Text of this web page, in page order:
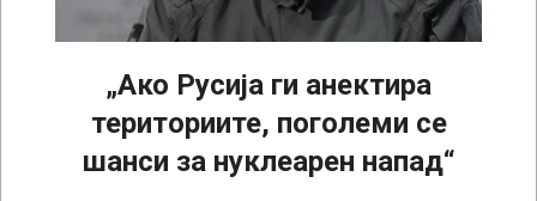
„Ако Русија ги анектира
териториите, поголеми се
шанси за нуклеарен напад“